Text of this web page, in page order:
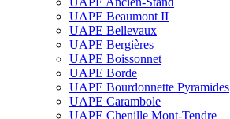
UAPE Beaumont II
UAPE Bellevaux
UAPE Bergières
UAPE Boissonnet
UAPE Borde
UAPE Bourdonnette Pyramides
UAPE Carambole
UAPE Chenille Mont-Tendre